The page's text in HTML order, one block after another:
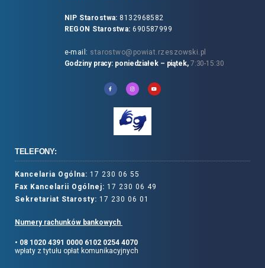
NIP Starostwa: 8132968582
REGON Starostwa: 690587999
e-mail: starostwo@powiat.rzeszowski.pl
Godziny pracy: poniedziałek – piątek, 7:30-15:30
TELEFONY:
Kancelaria Ogólna: 17 230 06 55
Fax Kancelarii Ogólnej: 17 230 06 49
Sekretariat Starosty: 17 230 06 01
Numery rachunków bankowych
• 08 1020 4391 0000 6102 0254 4070
wpłaty z tytułu opłat komunikacyjnych